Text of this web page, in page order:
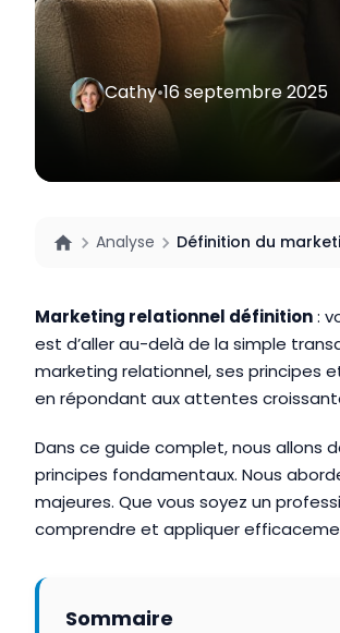
Cathy•16 septembre 2025
Analyse Définition du
Marketing relationnel définition:
est d’aller au-delà de la simple
marketing relationnel, ses principes
en répondant aux attentes
Dans ce guide complet, nous allons
principes fondamentaux. Nous
majeures. Que vous soyez un
comprendre et appliquer
Sommaire